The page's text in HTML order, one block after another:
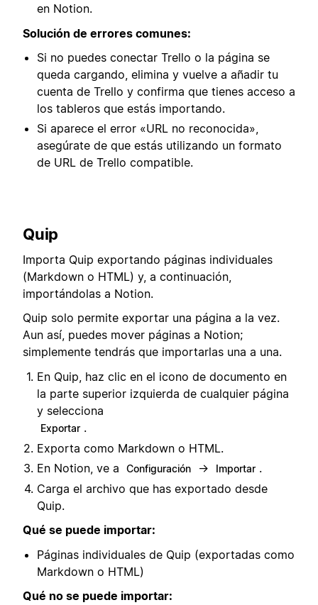
en Notion.
Solución de errores comunes:
Si no puedes conectar Trello o la página se
queda cargando, elimina y vuelve a añadir tu
cuenta de Trello y confirma que tienes acceso a
los tableros que estás importando.
Si aparece el error «URL no reconocida»,
asegúrate de que estás utilizando un formato
de URL de Trello compatible.
Quip
Importa Quip exportando páginas individuales
(Markdown o HTML) y, a continuación,
importándolas a Notion.
Quip solo permite exportar una página a la vez.
Aun así, puedes mover páginas a Notion;
simplemente tendrás que importarlas una a una.
En Quip, haz clic en el icono de documento en
la parte superior izquierda de cualquier página
y selecciona
Exportar .
Exporta como Markdown o HTML.
En Notion, ve a
Configuración → Importar .
Carga el archivo que has exportado desde
Quip.
Qué se puede importar:
Páginas individuales de Quip (exportadas como
Markdown o HTML)
Qué no se puede importar: